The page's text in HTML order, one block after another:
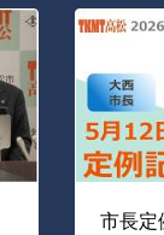
市長定